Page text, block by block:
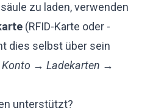
zu laden, verwenden
(RFID-Karte oder -
dies selbst über sein
Konto → Ladekarten →
unterstützt?